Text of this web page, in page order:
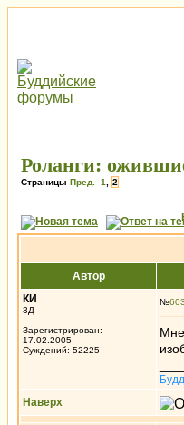
Роланги:
Страницы Пред. 1 2
Автор
КИ
3Д
Зарегистрирован:
17.02.2005
Суждений: 52225
№
Наверх